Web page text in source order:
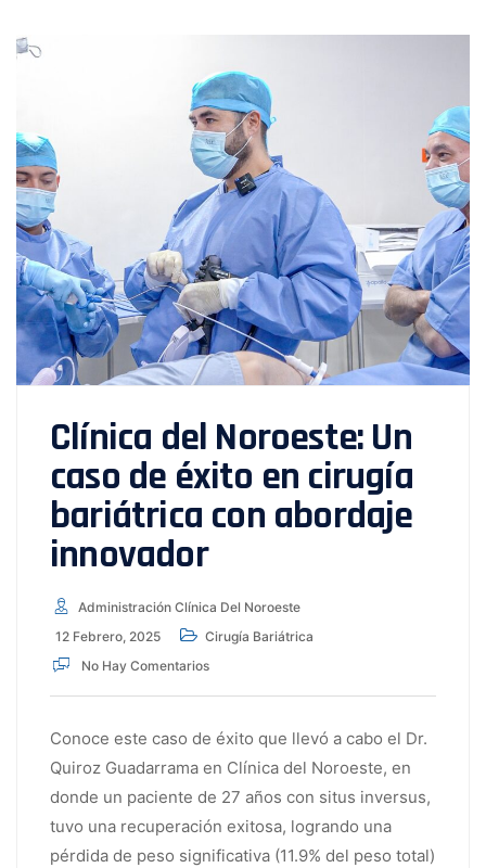
Clínica del Noroeste: Un
caso de éxito en cirugía
bariátrica con abordaje
innovador
Administración Clínica Del Noroeste
12 Febrero, 2025
Cirugía Bariátrica
No Hay Comentarios
Conoce este caso de éxito que llevó a cabo el Dr.
Quiroz Guadarrama en Clínica del Noroeste, en
donde un paciente de 27 años con situs inversus,
tuvo una recuperación exitosa, logrando una
pérdida de peso significativa (11.9% del peso total)